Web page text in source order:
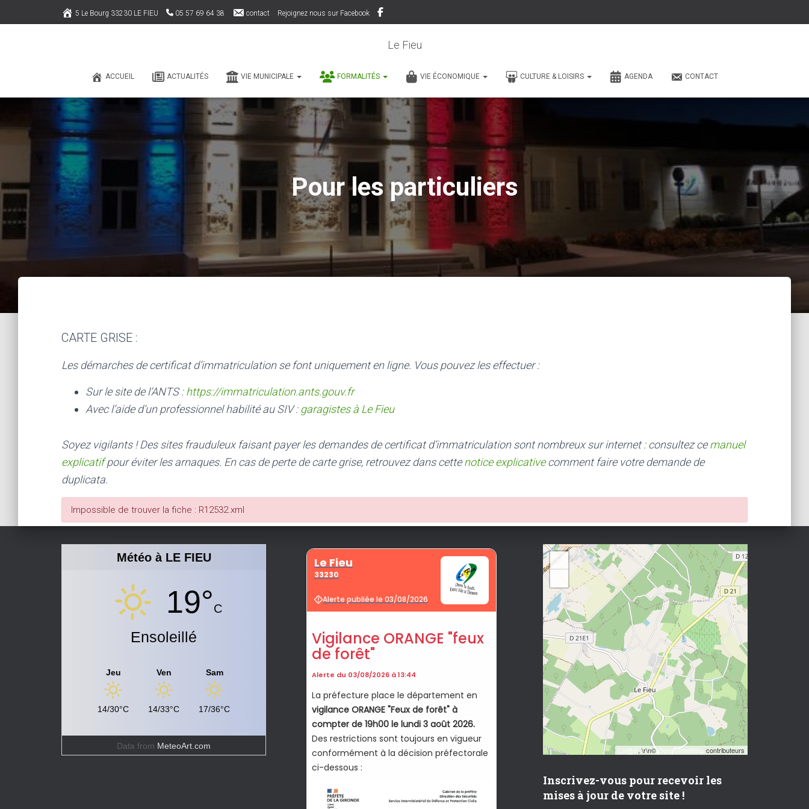
5 Le Bourg 33230 LE FIEU 05 57 69 64 38 contact Rejoignez nous sur Facebook
Le Fieu
ACCUEIL ACTUALITÉS VIE MUNICIPALE FORMALITÉS VIE ÉCONOMIQUE CULTURE & LOISIRS AGENDA CONTACT
Pour les particuliers
CARTE GRISE :
Les démarches de certificat d’immatriculation se font uniquement en ligne. Vous pouvez les effectuer :
Sur le site de l’ANTS :https://immatriculation.ants.gouv.fr
Avec l’aide d’un professionnel habilité au SIV : garagistes à Le Fieu
Soyez vigilants ! Des sites frauduleux faisant payer les demandes de certificat d’immatriculation sont nombreux sur internet : consultez cemanuel
explicatifpour éviter les arnaques. En cas de perte de carte grise, retrouvez dans cettenotice explicativecomment faire votre demande de
duplicata.
Impossible de trouver la fiche : R12532.xml
Météo à LE FIEU
19°C
Ensoleillé
Jeu
14/30°C
Ven
14/33°C
Sam
17/36°C
Data from MeteoArt.com
+
Leaflet, \r\n© OpenStreetMap contributeurs
Inscrivez-vous pour recevoir les
mises à jour de votre site !